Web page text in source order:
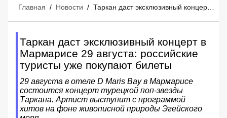
Главная / Новости /
Таркан даст эксклюзивный концерт в
Мармарисе 29 августа: российские
туристы уже покупают билеты
29 августа в отеле D Maris Bay в Мармарисе
состоится концерт турецкой поп-звезды
Таркана. Артист выступит с программой
хитов на фоне живописной природы Эгейского